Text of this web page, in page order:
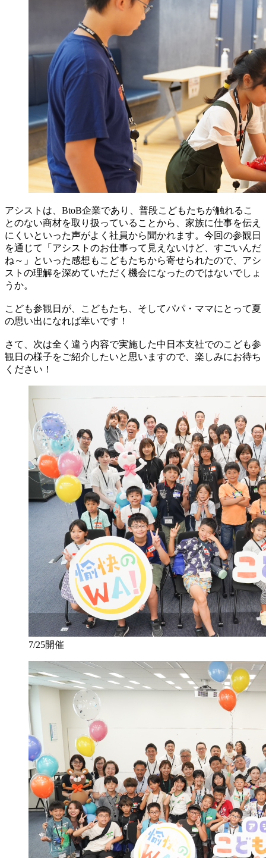
アシストは、BtoB企業であり、普段こどもたちが触れるこ
とのない商材を取り扱っていることから、家族に仕事を伝え
にくいといった声がよく社員から聞かれます。今回の参観日
を通じて「アシストのお仕事って見えないけど、すごいんだ
ね～」といった感想もこどもたちから寄せられたので、アシ
ストの理解を深めていただく機会になったのではないでしょ
うか。
こども参観日が、こどもたち、そしてパパ・ママにとって夏
の思い出になれば幸いです！
さて、次は全く違う内容で実施した中日本支社でのこども参
観日の様子をご紹介したいと思いますので、楽しみにお待ち
ください！
7/25開催